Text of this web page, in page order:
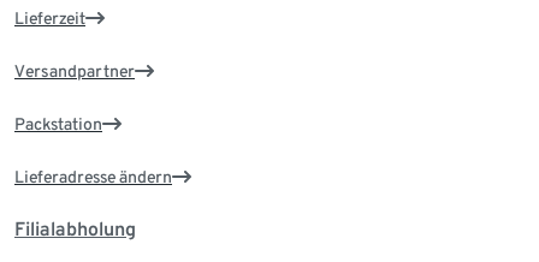
Lieferzeit
Versandpartner
Packstation
Lieferadresse ändern
Filialabholung